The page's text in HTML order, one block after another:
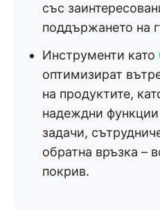
със
поддържането на
Инструменти като
оптимизират
на продуктите,
надеждни функции
задачи,
обратна връзка –
покрив.